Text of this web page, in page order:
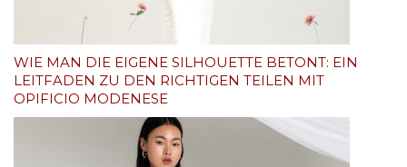
WIE MAN DIE EIGENE SILHOUETTE BETONT: EIN
LEITFADEN ZU DEN RICHTIGEN TEILEN MIT
OPIFICIO MODENESE